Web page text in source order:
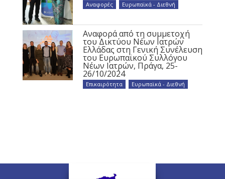
Αναφορές Ευρωπαϊκά - Διεθνή
Αναφορά από τη συμμετοχή
του Δικτύου Νέων Ιατρών
Ελλάδας στη Γενική Συνέλευση
του Ευρωπαϊκού Συλλόγου
Νέων Ιατρών, Πράγα, 25-
26/10/2024
Επικαιρότητα Ευρωπαϊκά - Διεθνή